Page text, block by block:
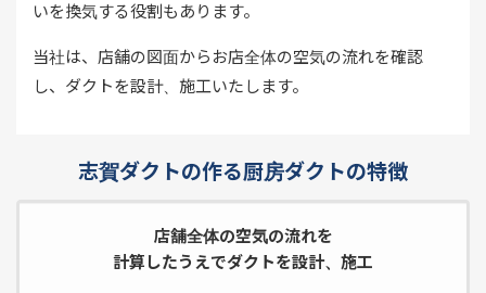
いを換気する役割もあります。
当社は、店舗の図面からお店全体の空気の流れを確認
し、ダクトを設計、施工いたします。
志賀ダクトの作る厨房ダクトの特徴
店舗全体の空気の流れを
計算したうえでダクトを設計、施工